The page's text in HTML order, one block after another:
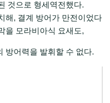
것으로 형세역전했다.
해, 결계 방어가 만전이었다
을 모라비아식 요새도,
방어력을 발휘할 수 없다.